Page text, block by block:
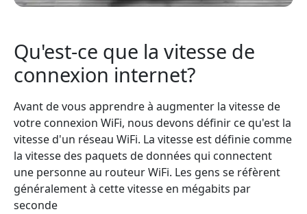
Qu'est-ce que la vitesse de
connexion internet?
Avant de vous apprendre à augmenter la vitesse de
votre connexion WiFi, nous devons définir ce qu'est la
vitesse d'un réseau WiFi. La vitesse est définie comme
la vitesse des paquets de données qui connectent
une personne au routeur WiFi. Les gens se réfèrent
généralement à cette vitesse en mégabits par
seconde